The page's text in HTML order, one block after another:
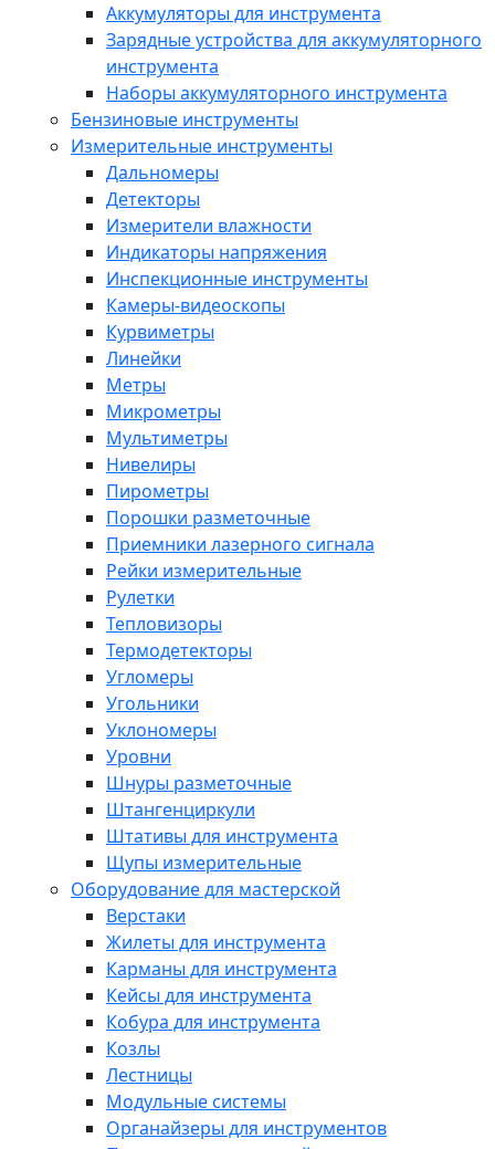
Аккумуляторы для инструмента
Зарядные устройства для аккумуляторного
инструмента
Наборы аккумуляторного инструмента
Бензиновые инструменты
Измерительные инструменты
Дальномеры
Детекторы
Измерители влажности
Индикаторы напряжения
Инспекционные инструменты
Камеры-видеоскопы
Курвиметры
Линейки
Метры
Микрометры
Мультиметры
Нивелиры
Пирометры
Порошки разметочные
Приемники лазерного сигнала
Рейки измерительные
Рулетки
Тепловизоры
Термодетекторы
Угломеры
Угольники
Уклономеры
Уровни
Шнуры разметочные
Штангенциркули
Штативы для инструмента
Щупы измерительные
Оборудование для мастерской
Верстаки
Жилеты для инструмента
Карманы для инструмента
Кейсы для инструмента
Кобура для инструмента
Козлы
Лестницы
Модульные системы
Органайзеры для инструментов